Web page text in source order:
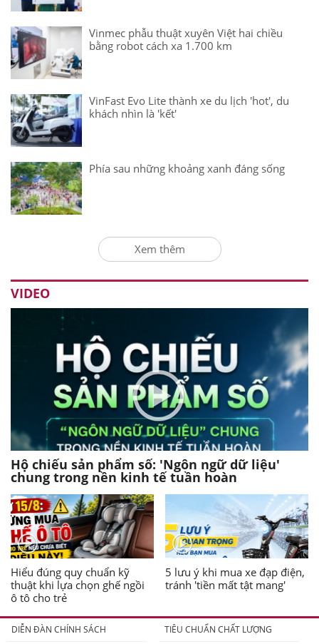
Vinmec phẫu thuật xuyên Việt hai chiều
bằng robot cách xa 1.700 km
VinFast Evo Lite thành xe du lịch 'hot', du
khách nhìn là 'kết'
Phía sau những khoảng xanh đáng sống
Xem thêm
VIDEO
Hộ chiếu sản phẩm số: 'Ngôn ngữ dữ liệu'
chung trong nền kinh tế tuần hoàn
Hiểu đúng quy chuẩn kỹ
thuật khi lựa chọn ghế ngồi
ô tô cho trẻ
5 lưu ý khi mua xe đạp điện,
tránh 'tiền mất tật mang'
DIỄN ĐÀN CHÍNH SÁCH TIÊU CHUẨN CHẤT LƯỢNG